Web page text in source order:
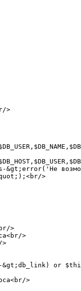
>
&gt;error('Не
>
>
>
>
or
>